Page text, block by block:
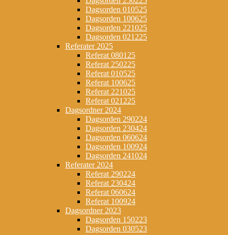
Dagsorden 010525
Dagsorden 100625
Dagsorden 221025
Dagsorden 021225
Referater 2025
Referat 080125
Referat 250225
Referat 010525
Referat 100625
Referat 221025
Referat 021225
Dagsordner 2024
Dagsorden 290224
Dagsorden 230424
Dagsorden 060624
Dagsorden 100924
Dagsorden 241024
Referater 2024
Referat 290224
Referat 230424
Referat 060624
Referat 100924
Dagsordner 2023
Dagsorden 150223
Dagsorden 030523